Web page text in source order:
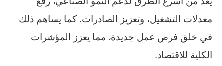
معدلات التشغيل، وتعزيز الصادرات. كما يساهم ذلك
في خلق فرص عمل جديدة، مما يعزز المؤشرات
الكلية للاقتصاد.